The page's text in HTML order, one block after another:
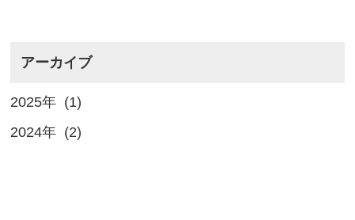
アーカイブ
2025年 (1)
2024年 (2)